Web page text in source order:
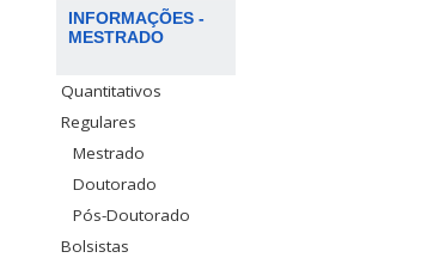
INFORMAÇÕES -
MESTRADO
Quantitativos
Regulares
Mestrado
Doutorado
Pós-Doutorado
Bolsistas